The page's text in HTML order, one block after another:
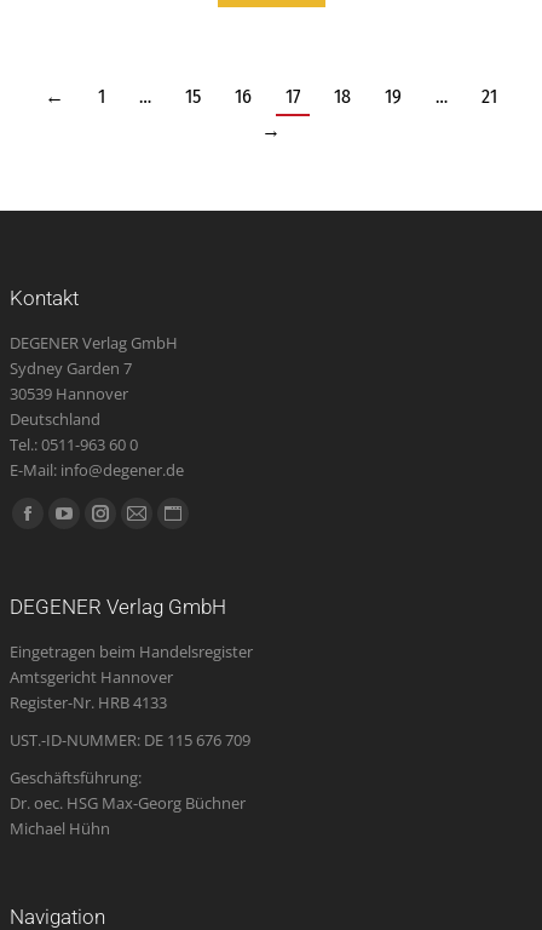
← 1 … 15 16 17 18 19 …
21
→
Kontakt
DEGENER Verlag GmbH
Sydney Garden 7
30539 Hannover
Deutschland
Tel.: 0511-963 60 0
E-Mail: info@degener.de
Finden Sie uns auf:
Facebook
new
window
YouTube
new
window
Instagram
new
window
E-
opens
in
new
Website
new
DEGENER Verlag GmbH
Eingetragen beim Handelsregister
Amtsgericht Hannover
Register-Nr. HRB 4133
UST.-ID-NUMMER: DE 115 676 709
Geschäftsführung:
Dr. oec. HSG Max-Georg Büchner
Michael Hühn
Navigation